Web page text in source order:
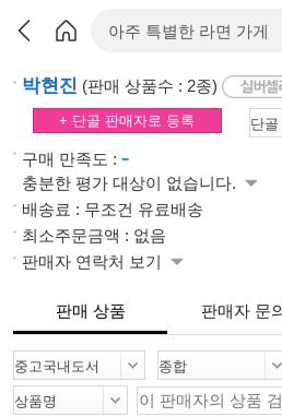
박현진 (판매 상품수 : 2종)
+ 단골 판매자로 등록
구매 만족도 : -
충분한 평가 대상이 없습니다.
배송료 : 무조건 유료배송
최소주문금액 : 없음
판매자 연락처 보기
판매 상품 판매자 문